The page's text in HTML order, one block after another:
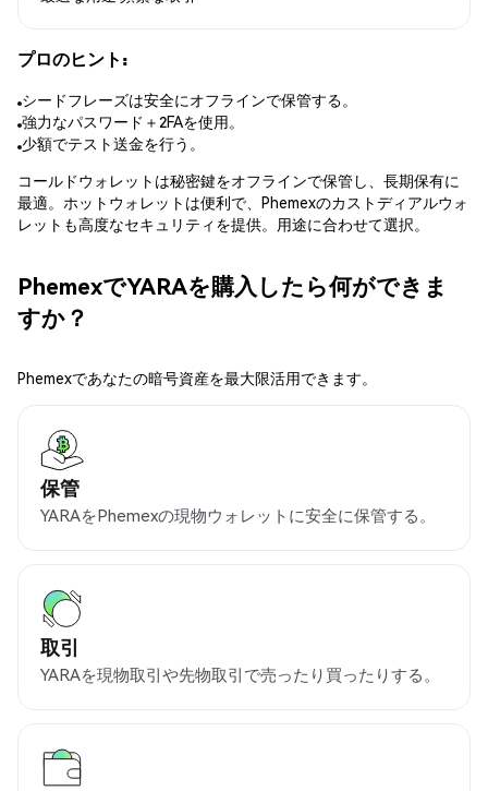
プロのヒント:
シードフレーズは安全にオフラインで保管する。
強力なパスワード＋2FAを使用。
少額でテスト送金を行う。
コールドウォレットは秘密鍵をオフラインで保管し、長期保有に
最適。ホットウォレットは便利で、Phemexのカストディアルウォ
レットも高度なセキュリティを提供。用途に合わせて選択。
PhemexでYARAを購入したら何ができま
すか？
Phemexであなたの暗号資産を最大限活用できます。
保管
YARAをPhemexの現物ウォレットに安全に保管する。
取引
YARAを現物取引や先物取引で売ったり買ったりする。